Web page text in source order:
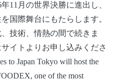
11月の世界決勝に進出し、
国際舞台にもたらします。
技術、情熱の間で続きま
イトよりお申し込みくださ
to Japan Tokyo will host the
one of the most